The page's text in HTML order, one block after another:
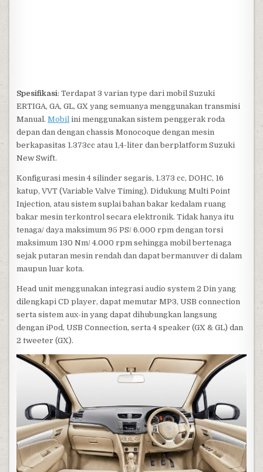
Spesifikasi: Terdapat 3 varian type dari mobil Suzuki
ERTIGA, GA, GL, GX yang semuanya menggunakan transmisi
Manual.Mobil ini menggunakan sistem penggerak roda
depan dan dengan chassis Monocoque dengan mesin
berkapasitas 1.373cc atau 1,4-liter dan berplatform Suzuki
New Swift.
Konfigurasi mesin 4 silinder segaris, 1.373 cc, DOHC, 16
katup, VVT (Variable Valve Timing). Didukung Multi Point
Injection, atau sistem suplai bahan bakar kedalam ruang
bakar mesin terkontrol secara elektronik. Tidak hanya itu
tenaga/ daya maksimum 95 PS/ 6.000 rpm dengan torsi
maksimum 130 Nm/ 4.000 rpm sehingga mobil bertenaga
sejak putaran mesin rendah dan dapat bermanuver di dalam
maupun luar kota.
Head unit menggunakan integrasi audio system 2 Din yang
dilengkapi CD player, dapat memutar MP3, USB connection
serta sistem aux-in yang dapat dihubungkan langsung
dengan iPod, USB Connection, serta 4 speaker (GX & GL) dan
2 tweeter (GX).